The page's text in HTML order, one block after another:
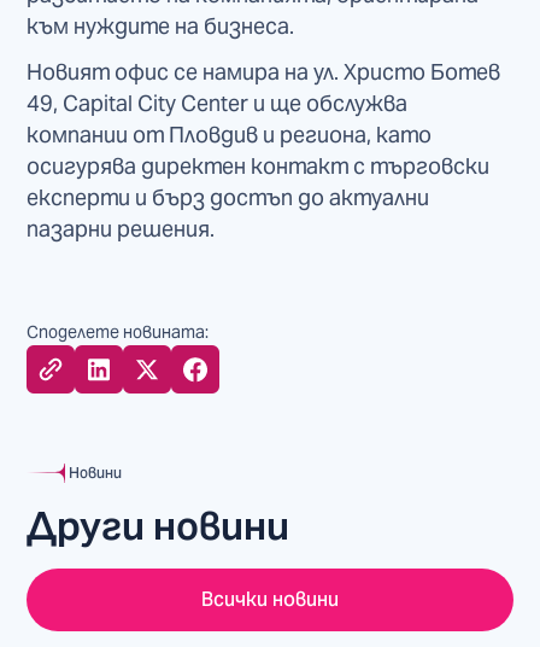
към нуждите на бизнеса.
Новият офис се намира на ул. Христо Ботев
49, Capital City Center и ще обслужва
компании от Пловдив и региона, като
осигурява директен контакт с търговски
експерти и бърз достъп до актуални
пазарни решения.
Споделете новината:
Новини
Други новини
Всички новини